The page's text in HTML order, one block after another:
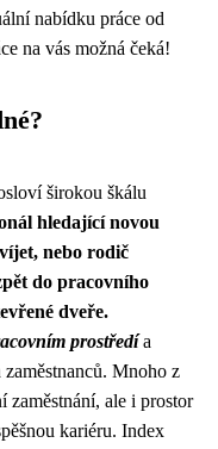
nabídku práce od
na vás možná čeká!
širokou škálu
hledající novou
nebo rodič
do pracovního
dveře.
prostředía
Mnoho z
zaměstnání, ale i prostor
kariéru. Index